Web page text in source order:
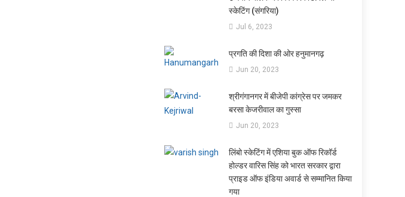
स्केटिंग (संगरिया)
Jul 6, 2023
प्रगति की दिशा की ओर हनुमानगढ़
Jun 20, 2023
श्रीगंगानगर में बीजेपी कांग्रेस पर जमकर
बरसा केजरीवाल का गुस्सा
Jun 20, 2023
लिंबो स्केटिंग में एशिया बुक ऑफ रिकॉर्ड
होल्डर वारिस सिंह को भारत सरकार द्वारा
प्राइड ऑफ इंडिया अवार्ड से सम्मानित किया
गया